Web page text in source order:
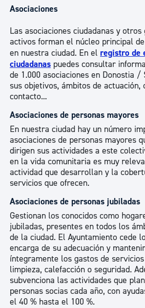
Asociaciones
Las asociaciones ciudadanas y
activos forman el núcleo principal
en nuestra ciudad. En el registro de
ciudadanas puedes consultar
de 1.000 asociaciones en Donostia /
sus objetivos, ámbitos de actuación,
contacto...
Asociaciones de personas mayores
En nuestra ciudad hay un número
asociaciones de personas mayores
dirigen sus actividades a este
en la vida comunitaria es muy
actividad que desarrollan y la
servicios que ofrecen.
Asociaciones de personas jubiladas
Gestionan los conocidos como
jubiladas, presentes en todos los
de la ciudad. El Ayuntamiento cede
encarga de su adecuación y
íntegramente los gastos de
limpieza, calefacción o seguridad.
subvenciona las actividades que
personas socias cada año, con
el 40 % hasta el 100 %.